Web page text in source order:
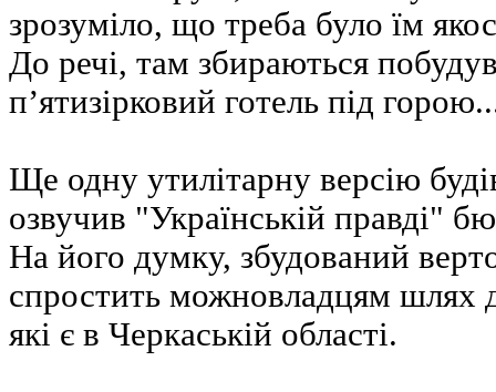
зрозуміло, що треба було їм
До речі, там збираються
п’ятизірковий готель під
Ще одну утилітарну версію
озвучив "Українській правді"
На його думку, збудований
спростить можновладцям шлях
які є в Черкаській області.